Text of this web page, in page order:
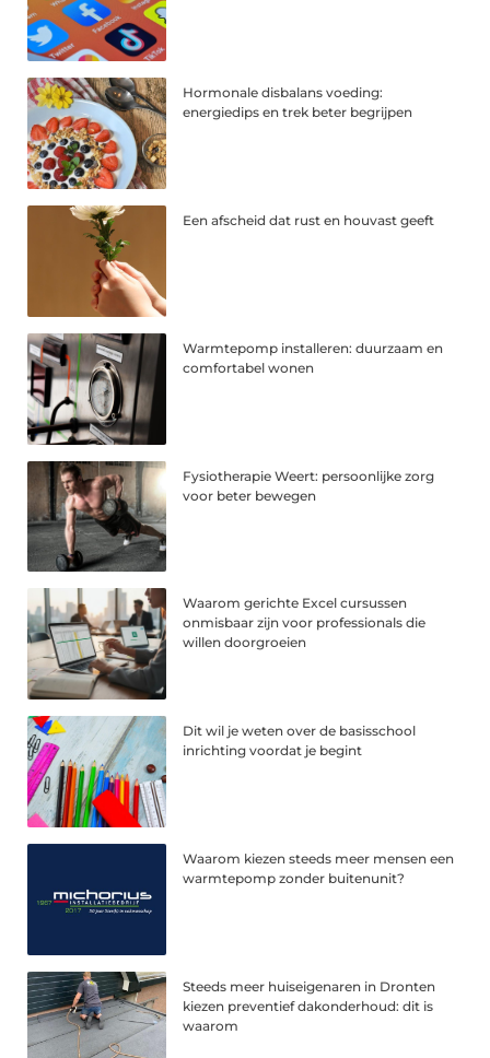
Hormonale disbalans voeding:
energiedips en trek beter begrijpen
Een afscheid dat rust en houvast geeft
Warmtepomp installeren: duurzaam en
comfortabel wonen
Fysiotherapie Weert: persoonlijke zorg
voor beter bewegen
Waarom gerichte Excel cursussen
onmisbaar zijn voor professionals die
willen doorgroeien
Dit wil je weten over de basisschool
inrichting voordat je begint
Waarom kiezen steeds meer mensen een
warmtepomp zonder buitenunit?
Steeds meer huiseigenaren in Dronten
kiezen preventief dakonderhoud: dit is
waarom